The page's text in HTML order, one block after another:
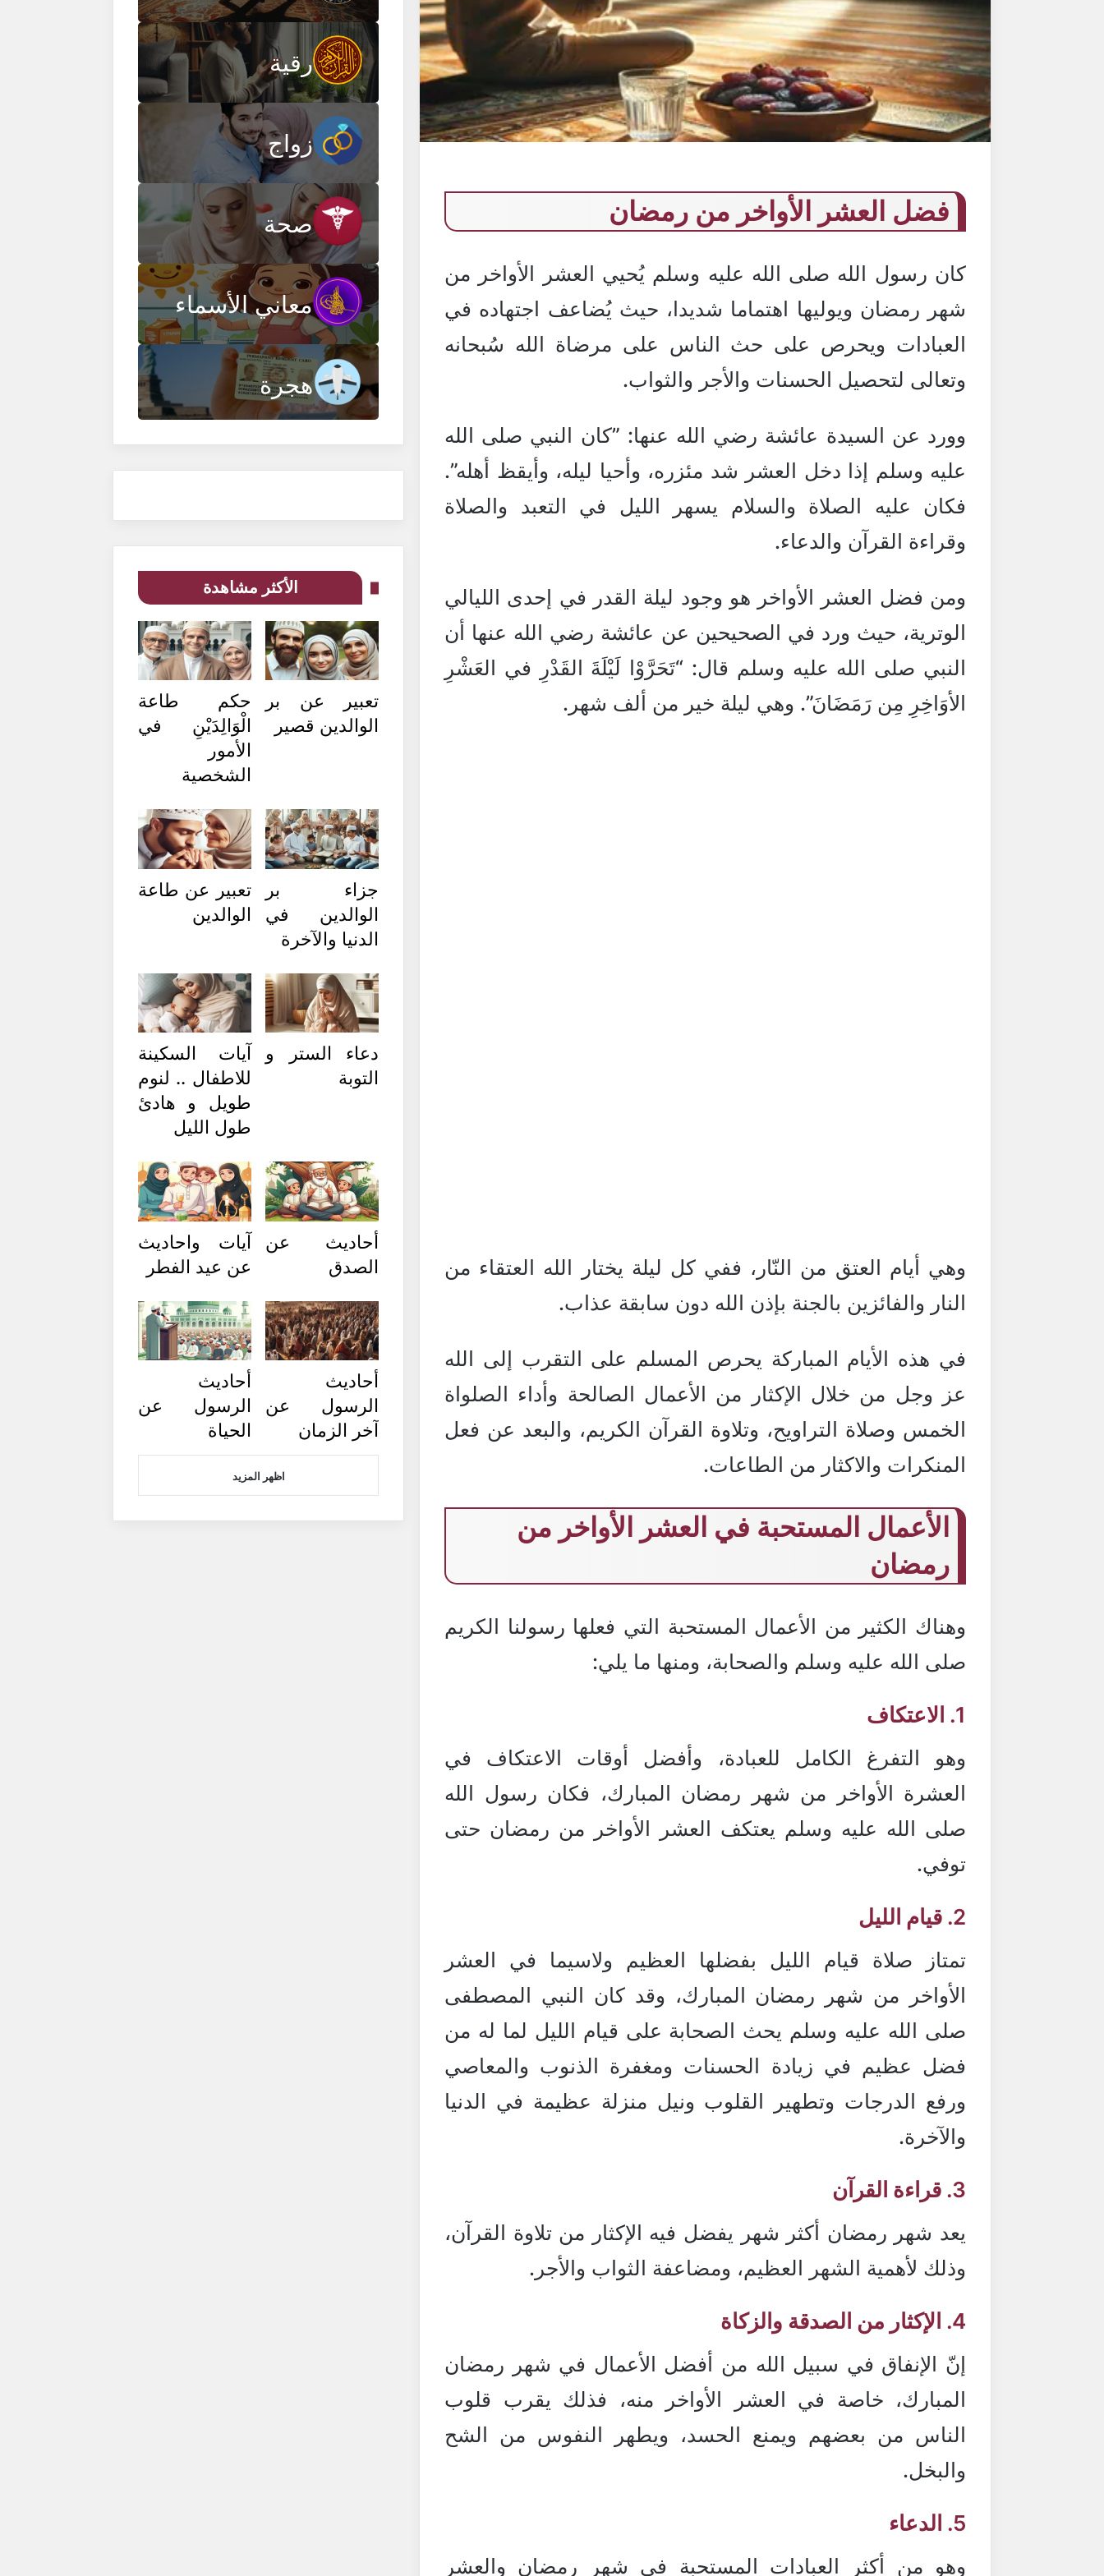
فضل العشر الأواخر من رمضان
كان رسول الله صلى الله عليه وسلم يُحيي العشر الأواخر من
شهر رمضان ويوليها اهتماما شديدا، حيث يُضاعف اجتهاده في
العبادات ويحرص على حث الناس على مرضاة الله سُبحانه
وتعالى لتحصيل الحسنات والأجر والثواب.
وورد عن السيدة عائشة رضي الله عنها: ”كان النبي صلى الله
عليه وسلم إذا دخل العشر شد مئزره، وأحيا ليله، وأيقظ أهله”.
فكان عليه الصلاة والسلام يسهر الليل في التعبد والصلاة
وقراءة القرآن والدعاء.
ومن فضل العشر الأواخر هو وجود ليلة القدر في إحدى الليالي
الوترية، حيث ورد في الصحيحين عن عائشة رضي الله عنها أن
النبي صلى الله عليه وسلم قال: “تَحَرَّوْا لَيْلَةَ القَدْرِ في العَشْرِ
الأوَاخِرِ مِن رَمَضَانَ”. وهي ليلة خير من ألف شهر.
وهي أيام العتق من النّار، ففي كل ليلة يختار الله العتقاء من
النار والفائزين بالجنة بإذن الله دون سابقة عذاب.
في هذه الأيام المباركة يحرص المسلم على التقرب إلى الله
عز وجل من خلال الإكثار من الأعمال الصالحة وأداء الصلواة
الخمس وصلاة التراويح، وتلاوة القرآن الكريم، والبعد عن فعل
المنكرات والاكثار من الطاعات.
الأعمال المستحبة في العشر الأواخر من
رمضان
وهناك الكثير من الأعمال المستحبة التي فعلها رسولنا الكريم
صلى الله عليه وسلم والصحابة، ومنها ما يلي:
1. الاعتكاف
وهو التفرغ الكامل للعبادة، وأفضل أوقات الاعتكاف في
العشرة الأواخر من شهر رمضان المبارك، فكان رسول الله
صلى الله عليه وسلم يعتكف العشر الأواخر من رمضان حتى
توفي.
2. قيام الليل
تمتاز صلاة قيام الليل بفضلها العظيم ولاسيما في العشر
الأواخر من شهر رمضان المبارك، وقد كان النبي المصطفى
صلى الله عليه وسلم يحث الصحابة على قيام الليل لما له من
فضل عظيم في زيادة الحسنات ومغفرة الذنوب والمعاصي
ورفع الدرجات وتطهير القلوب ونيل منزلة عظيمة في الدنيا
والآخرة.
3. قراءة القرآن
يعد شهر رمضان أكثر شهر يفضل فيه الإكثار من تلاوة القرآن،
وذلك لأهمية الشهر العظيم، ومضاعفة الثواب والأجر.
4. الإكثار من الصدقة والزكاة
إنّ الإنفاق في سبيل الله من أفضل الأعمال في شهر رمضان
المبارك، خاصة في العشر الأواخر منه، فذلك يقرب قلوب
الناس من بعضهم ويمنع الحسد، ويطهر النفوس من الشح
والبخل.
5. الدعاء
وهو من أكثر العبادات المستحبة في شهر رمضان والعشر
رقية
زواج
صحة
معاني الأسماء
هجرة
الأكثر مشاهدة
تعبير عن بر
الوالدين قصير
حكم طاعة
الْوَالِدَيْنِ في
الأمور
الشخصية
جزاء بر
الوالدين في
الدنيا والآخرة
تعبير عن طاعة
الوالدين
دعاء الستر و
التوبة
آيات السكينة
للاطفال .. لنوم
طويل و هادئ
طول الليل
أحاديث عن
الصدق
آيات واحاديث
عن عيد الفطر
أحاديث
الرسول عن
آخر الزمان
أحاديث
الرسول عن
الحياة
اظهر المزيد